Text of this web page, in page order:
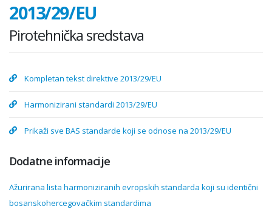
2013/29/EU
Pirotehnička sredstava
Kompletan tekst direktive 2013/29/EU
Harmonizirani standardi 2013/29/EU
Prikaži sve BAS standarde koji se odnose na 2013/29/EU
Dodatne informacije
Ažurirana lista harmoniziranih evropskih standarda koji su identični
bosanskohercegovačkim standardima